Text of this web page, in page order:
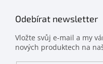
Odebírat newsletter
Vložte svůj e-mail a my
nových produktech na